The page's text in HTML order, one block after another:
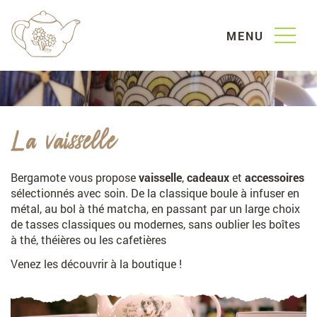
Coffrets & infusettes
Lescafés
MENU
La vaisselleR
o
o
ï
b
T
h
é
i
è
r
s
Bergamote vous proposevaisselle,cadeauxet accessoires
sélectionnés avec soin. De la classique boule à infuser en
métal, au bol à thé matcha, en passant par un large choix
de tasses classiques ou modernes, sans oublier les boîtes
à thé, théières ou les cafetières
Venez les découvrir à la boutique !